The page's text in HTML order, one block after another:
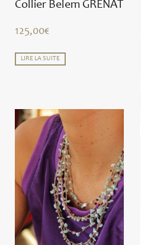
Collier Belem GRENAT
125,00€
LIRE LA SUITE